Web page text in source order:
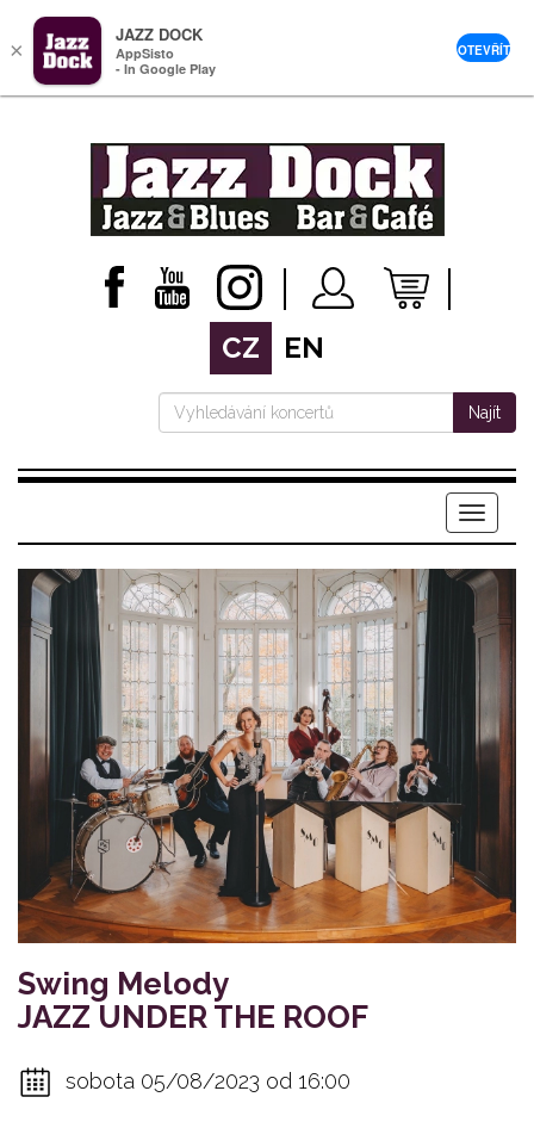
CZ EN
Najít
Menu
Swing Melody
JAZZ UNDER THE ROOF
sobota 05/08/2023 od 16:00
×
JAZZ DOCK
AppSisto
- In Google Play
OTEVŘÍT